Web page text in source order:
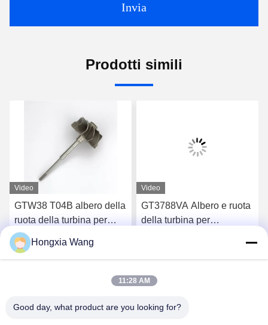
Invia
Prodotti simili
Video
GTW38 T04B albero della
ruota della turbina per
turbocompressori 407276-
6 407276-19 446905-2
446905-5Chatta Adesso
Video
GT3788VA Albero e ruota
della turbina per
5002S
Chatta Adesso
Hongxia Wang
11:28 AM
Good day, what product are you looking for?